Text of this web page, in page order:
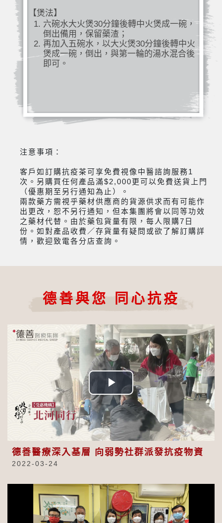
【煲法】
六碗水大火煲30分鐘後轉中火煲成一碗，
倒出備用，保留藥渣；
再加入五碗水，以大火煲30分鐘後轉中火
煲成一碗，倒出，與第一輪的湯水混合後
即可。
注意事項：
客戶如訂購抗疫茶可享免費視像中醫諮詢服務1
次。另購買任何產品滿$2,000更可以免費送貨上門
（優惠期至另行通知為止）。
兩款藥方需視乎藥材供應商的貨源供求而有可能作
出更改，恕不另行通知，但本集團將會以同等功效
之藥材代替。由於藥包貨量有限，每人限購7日
份。如對產品收費／存貨量有疑問或欲了解訂購詳
情，歡迎致電各分店查詢。
德善與您 同心抗疫
Play
Video
德善醫療深入基層 向弱勢社群派發抗疫物資
2022-03-24